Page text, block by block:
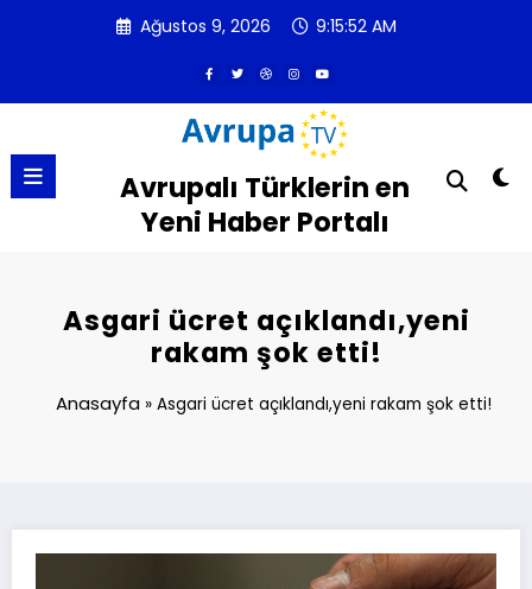
Ağustos 9, 2026 9:15:53 AM
Avrupalı Türklerin en
Yeni Haber Portalı
Asgari ücret açıklandı,yeni
rakam şok etti!
Anasayfa »Asgari ücret açıklandı,yeni rakam şok etti!